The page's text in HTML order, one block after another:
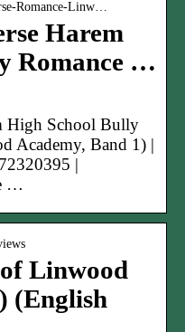
Romance-Linw…
Harem
Romance …
High School Bully
Academy, Band 1) |
|
…
Linwood
(English